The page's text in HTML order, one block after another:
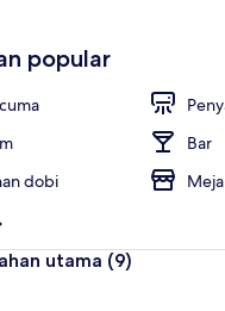
popular
Bar
dobi
utama (9)